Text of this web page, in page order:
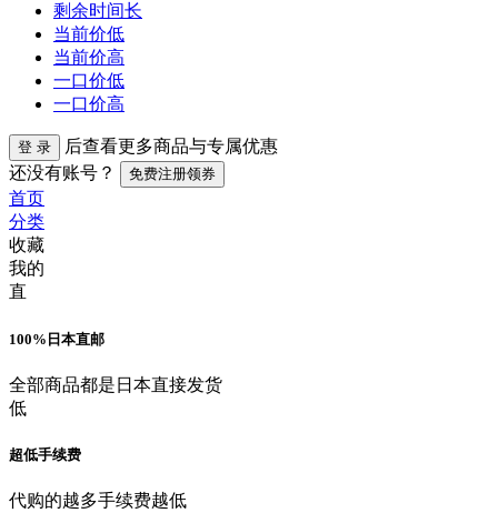
剩余时间长
当前价低
当前价高
一口价低
一口价高
登 录
后查看更多商品与专属优惠
还没有账号？
免费注册领券
首页
分类
收藏
我的
直
100%日本直邮
全部商品都是日本直接发货
低
超低手续费
代购的越多手续费越低